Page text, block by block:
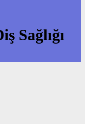
Sağlığı